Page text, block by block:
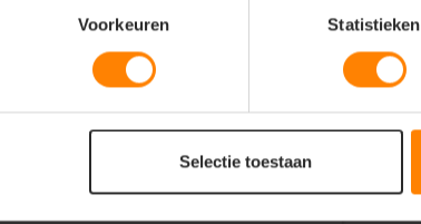
Voorkeuren Statistieken
Selectie toestaan
ritssluitingen en ruime vakken
en te dragen als rugzak,
voor optimaal
voor werk, sport en reizen